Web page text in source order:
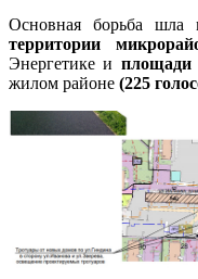
Основная борьба шла
территории
Энергетике и площади
жилом районе (225